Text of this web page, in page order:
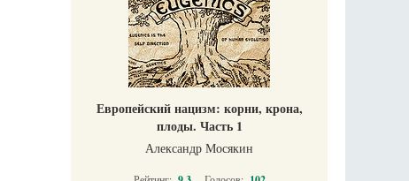
Европейский нацизм: корни, крона,
плоды. Часть 1
Александр Мосякин